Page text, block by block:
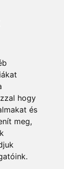
hogy
és
meg,